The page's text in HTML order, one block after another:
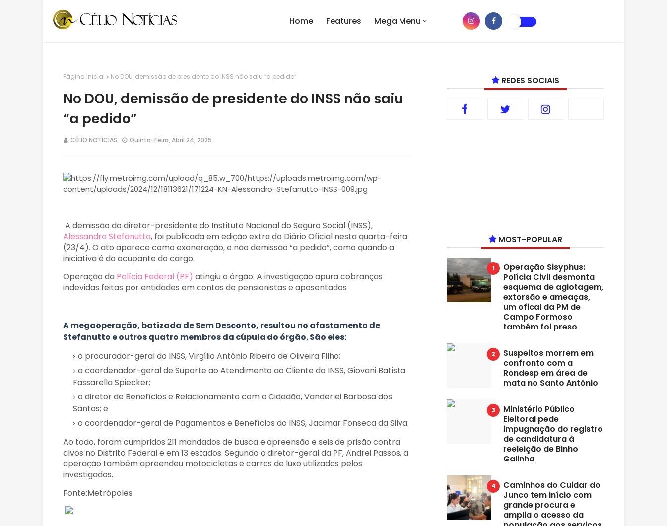
Home Features Mega Menu
Página inicial No DOU, demissão de presidente do INSS não saiu “a pedido”
No DOU, demissão de presidente do INSS não saiu
“a pedido”
CÉLIO NOTÍCIAS Quinta-Feira, Abril 24, 2025
A demissão do diretor-presidente do Instituto Nacional do Seguro Social (INSS),
Alessandro Stefanutto, foi publicada em edição extra do Diário Oficial nesta quarta-feira
(23/4). O ato aparece como exoneração, e não demissão “a pedido”, como quando a
iniciativa é do ocupante do cargo.
Operação da Polícia Federal (PF) atingiu o órgão. A investigação apura cobranças
indevidas feitas por entidades em contas de pensionistas e aposentados
A megaoperação, batizada de Sem Desconto, resultou no afastamento de
Stefanutto e outros quatro membros da cúpula do órgão. São eles:
o procurador-geral do INSS, Virgílio Antônio Ribeiro de Oliveira Filho;
o coordenador-geral de Suporte ao Atendimento ao Cliente do INSS, Giovani Batista
Fassarella Spiecker;
o diretor de Benefícios e Relacionamento com o Cidadão, Vanderlei Barbosa dos
Santos; e
o coordenador-geral de Pagamentos e Benefícios do INSS, Jacimar Fonseca da Silva.
Ao todo, foram cumpridos 211 mandados de busca e apreensão e seis de prisão contra
alvos no Distrito Federal e em 13 estados. Segundo o diretor-geral da PF, Andrei Passos, a
operação também apreendeu motocicletas e carros de luxo utilizados pelos
investigados.
Fonte:Metrópoles
REDES SOCIAIS
MOST-POPULAR
Operação Sisyphus:
Polícia Civil desmonta
esquema de agiotagem,
extorsão e ameaças,
um ofical da PM de
Campo Formoso
também foi preso
Suspeitos morrem em
confronto com a
Rondesp em área de
mata no Santo Antônio
Ministério Público
Eleitoral pede
impugnação do registro
de candidatura à
reeleição de Binho
Galinha
Caminhos do Cuidar do
Junco tem início com
grande procura e
amplia o acesso da